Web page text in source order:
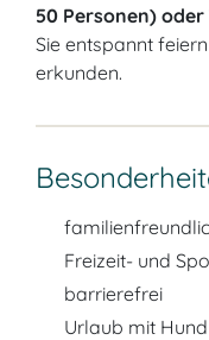
50 Personen)
Sie entspannt
erkunden.
Freizeit- und
barrierefrei
Urlaub mit Hund